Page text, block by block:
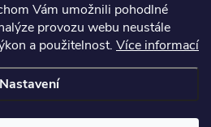
Vám umožnili pohodlné
provozu webu neustále
a použitelnost. Více informací
Nastavení
potřeby. Všechna práva vyhrazena.